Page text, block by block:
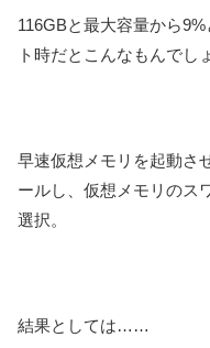
116GBと最大容量から
ト時だとこんなもんでし
早速仮想メモリを起動さ
ールし、仮想メモリのス
選択。
結果としては……